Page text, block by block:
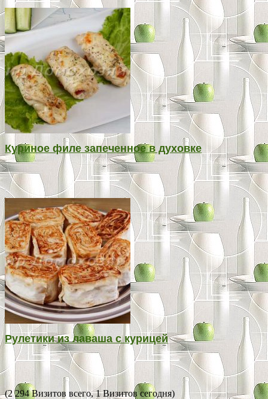
Куриное филе запеченное в духовке
Рулетики из лаваша с курицей
(2 294 Визитов всего, 1 Визитов сегодня)